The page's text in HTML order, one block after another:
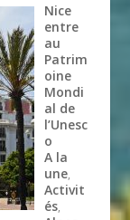
Nice
entre
au
Patrim
oine
Mondi
al de
l’Unesc
o
A la
une,
Activit
és,